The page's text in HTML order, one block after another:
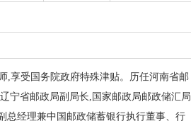
,享受国务院政府特殊津贴。历任河南省邮
宁省邮政局副局长,国家邮政局邮政储汇局
总经理兼中国邮政储蓄银行执行董事、行